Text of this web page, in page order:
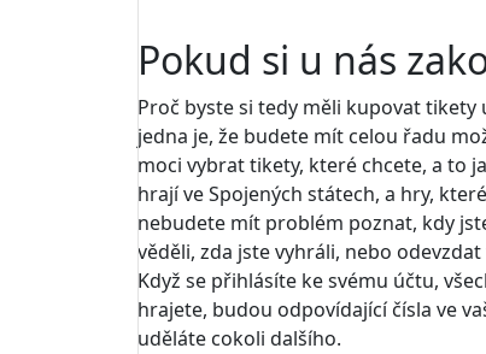
Pokud si u nás
Proč byste si tedy měli kupovat tikety
jedna je, že budete mít celou řadu
moci vybrat tikety, které chcete, a to
hrají ve Spojených státech, a hry,
nebudete mít problém poznat, kdy
věděli, zda jste vyhráli, nebo
Když se přihlásíte ke svému účtu,
hrajete, budou odpovídající čísla ve
uděláte cokoli dalšího.